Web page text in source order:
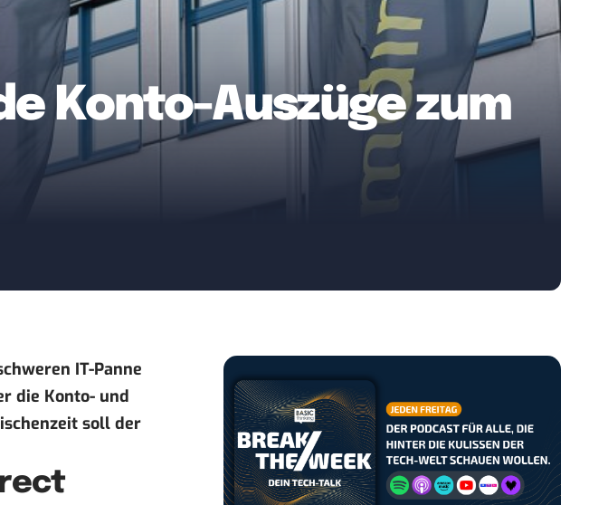
Konto-Auszüge zum
IT-Panne
die Konto- und
soll der